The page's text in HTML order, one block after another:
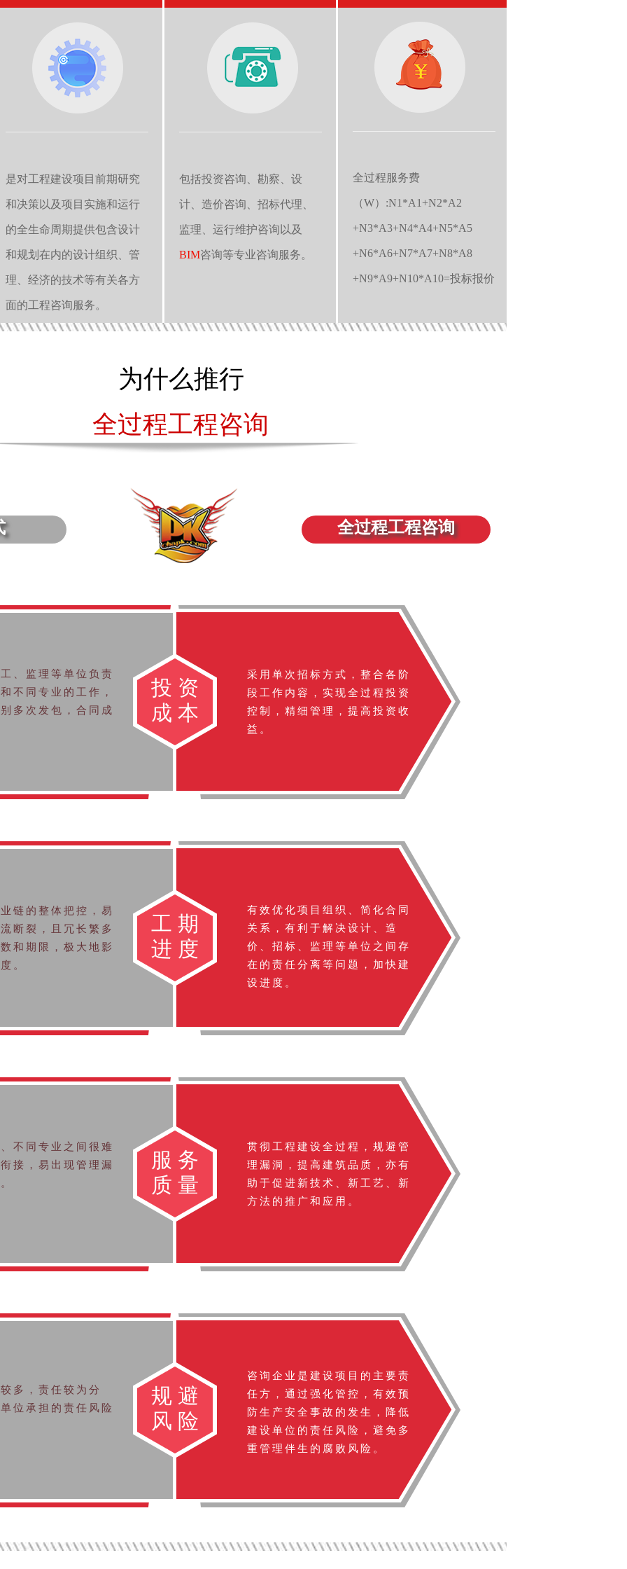
是对工程建设项目前期研究
和决策以及项目实施和运行
的全生命周期提供包含设计
和规划在内的设计组织、管
理、经济的技术等有关各方
面的工程咨询服务。
包括投资咨询、勘察、设
计、造价咨询、招标代理、
监理、运行维护咨询以及
BIM咨询等专业咨询服务。
全过程服务费
（W）:N1*A1+N2*A2
+N3*A3+N4*A4+N5*A5
+N6*A6+N7*A7+N8*A8
+N9*A9+N10*A10=投标报价
为什么推行
全过程工程咨询
全过程工程咨询
、监理等单位负责
不同专业的工作，
多次发包，合同成
投资
成本
采用单次招标方式，整合各阶
段工作内容，实现全过程投资
控制，精细管理，提高投资收
益。
链的整体把控，易
断裂，且冗长繁多
和期限，极大地影
。
工期
进度
有效优化项目组织、简化合同
关系，有利于解决设计、造
价、招标、监理等单位之间存
在的责任分离等问题，加快建
设进度。
不同专业之间很难
接，易出现管理漏
服务
质量
贯彻工程建设全过程，规避管
理漏洞，提高建筑品质，亦有
助于促进新技术、新工艺、新
方法的推广和应用。
多，责任较为分
位承担的责任风险
规避
风险
咨询企业是建设项目的主要责
任方，通过强化管控，有效预
防生产安全事故的发生，降低
建设单位的责任风险，避免多
重管理伴生的腐败风险。